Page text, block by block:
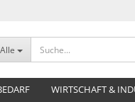
Alle
WIRTSCHAFT &